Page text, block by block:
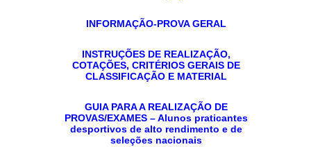
INFORMAÇÃO-PROVA GERAL
INSTRUÇÕES DE REALIZAÇÃO,
COTAÇÕES, CRITÉRIOS GERAIS DE
CLASSIFICAÇÃO E MATERIAL
GUIA PARA A REALIZAÇÃO DE
PROVAS/EXAMES – Alunos praticantes
desportivos de alto rendimento e de
seleções nacionais